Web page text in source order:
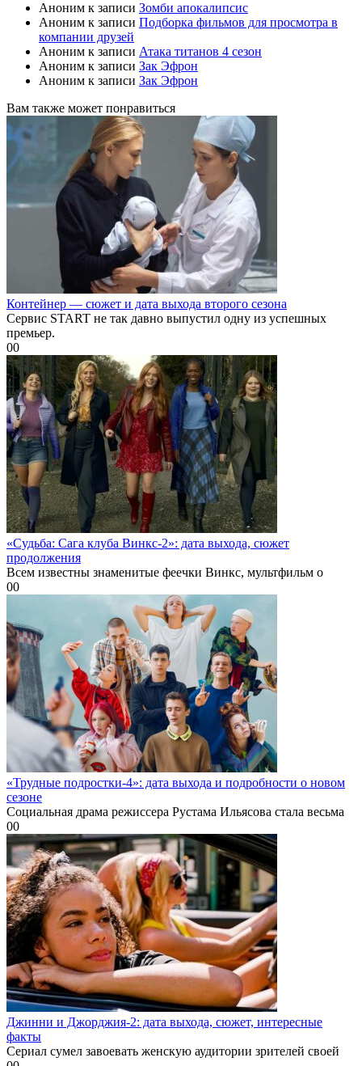
Аноним к записи Зомби апокалипсис
Аноним к записи Подборка фильмов для просмотра в
компании друзей
Аноним к записи Атака титанов 4 сезон
Аноним к записи Зак Эфрон
Аноним к записи Зак Эфрон
Вам также может понравиться
Контейнер — сюжет и дата выхода второго сезона
Сервис START не так давно выпустил одну из успешных
премьер.
00
«Судьба: Сага клуба Винкс-2»: дата выхода, сюжет
продолжения
Всем известны знаменитые феечки Винкс, мультфильм о
00
«Трудные подростки-4»: дата выхода и подробности о новом
сезоне
Социальная драма режиссера Рустама Ильясова стала весьма
00
Джинни и Джорджия-2: дата выхода, сюжет, интересные
факты
Сериал сумел завоевать женскую аудитории зрителей своей